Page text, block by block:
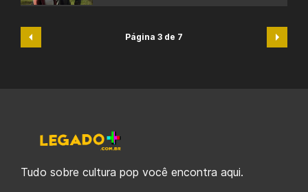
Página 3 de 7
Tudo sobre cultura pop você encontra aqui.